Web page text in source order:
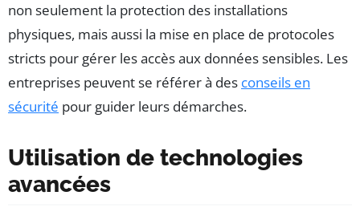
non seulement la protection des installations
physiques, mais aussi la mise en place de protocoles
stricts pour gérer les accès aux données sensibles. Les
entreprises peuvent se référer à des conseils en
sécurité pour guider leurs démarches.
Utilisation de technologies
avancées